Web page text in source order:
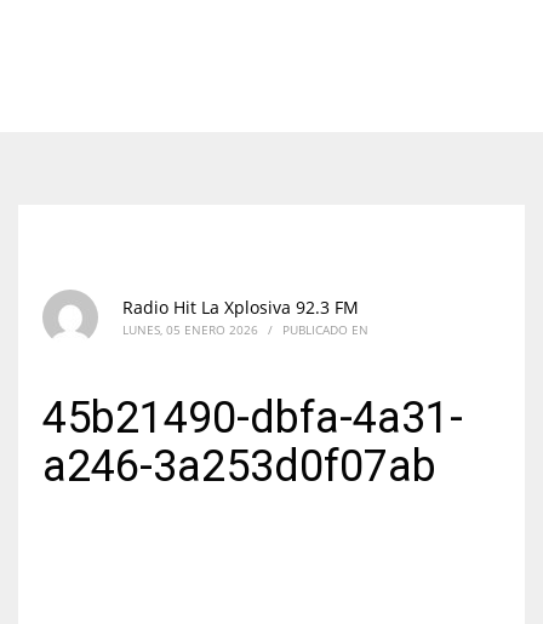
Radio Hit La Xplosiva 92.3 FM
LUNES, 05 ENERO 2026 / PUBLICADO EN
45b21490-dbfa-4a31-
a246-3a253d0f07ab